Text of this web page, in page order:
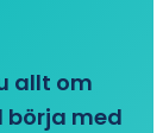
allt om
börja med